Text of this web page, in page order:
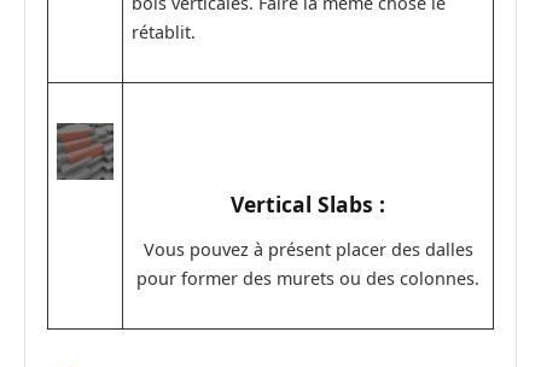
rétablit.
Vertical Slabs :
Vous pouvez à présent placer des dalles
pour former des murets ou des colonnes.